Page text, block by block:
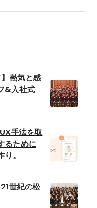
熱気と感
&入社式
手法を取
るために
。
世紀の松